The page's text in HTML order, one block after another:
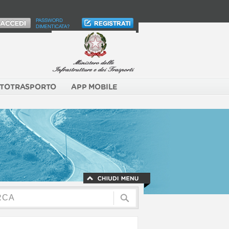
PASSWORD
DIMENTICATA?
APP MOBILE